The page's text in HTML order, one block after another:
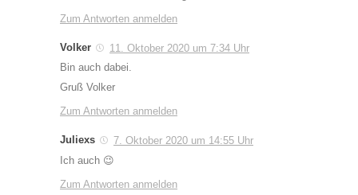
Zum Antworten anmelden
Volker
11. Oktober 2020 um 7:34 Uhr
Bin auch dabei.
Gruß Volker
Zum Antworten anmelden
Juliexs
7. Oktober 2020 um 14:55 Uhr
Ich auch 😉
Zum Antworten anmelden